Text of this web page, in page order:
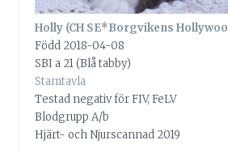
Holly (CH SE*Borgvikens
Född 2018-04-08
SBI a 21 (Blå tabby)
Stamtavla
Testad negativ för FIV, FeLV
Blodgrupp A/b
Hjärt- och Njurscannad 2019